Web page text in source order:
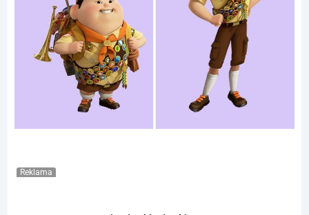
Reklama